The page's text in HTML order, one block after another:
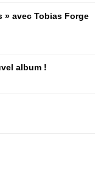
C
» avec Tobias Forge
album !